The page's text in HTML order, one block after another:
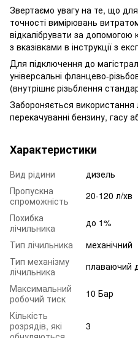
Звертаємо увагу на те, що
точності вимірювань
відкалібрувати за допомогою
з вказівками в інструкції з
Для підключення до
універсальні фланцево-
(внутрішнє різьблення
Забороняється використання
перекачуванні бензину, гасу
Характеристики
Вид рідини
дизель
Пропускна
спроможність
20-120 л/хв
Похибка
лічильника
до 1%
Тип лічильника
механічний
Тип механізму
лічильника
плаваючий
Максимальний
робочий тиск
10 Бар
Кількість
розрядів, які
3